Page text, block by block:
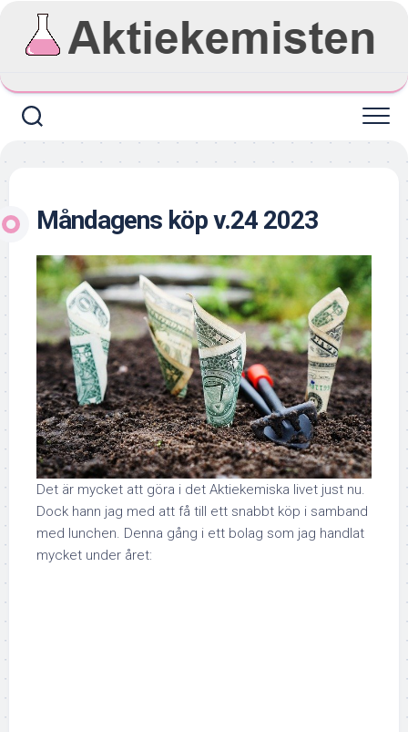
content
Måndagens köp v.24 2023
Det är mycket att göra i det Aktiekemiska livet just nu.
Dock hann jag med att få till ett snabbt köp i samband
med lunchen. Denna gång i ett bolag som jag handlat
mycket under året: